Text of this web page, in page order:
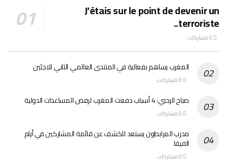
J’étais sur le point de devenir un
terroriste..
المغرب يساهم بفعالية في المنتدى العالمي الثاني للاجئين
صباح الرحبي: 4 أسباب دفعت المغرب لرفض المساعدات الدولية
مدرب المرابطون يستعد للكشف عن قائمة المشاركين في أيام
الفيفا